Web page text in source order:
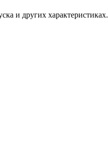
и других характеристиках.